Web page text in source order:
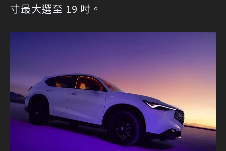
寸最大選至 19 吋。